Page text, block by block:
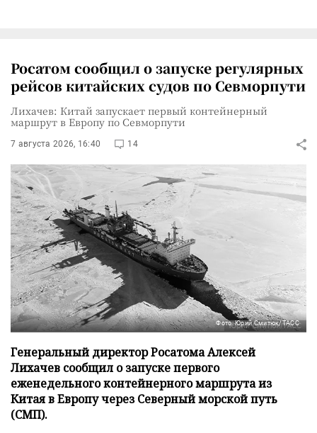
Росатом сообщил о запуске регулярных
рейсов китайских судов по Севморпути
Лихачев: Китай запускает первый контейнерный
маршрут в Европу по Севморпути
7 августа 2026, 16:40 14
Фото: Юрий Смитюк/ТАСС
Генеральный директор Росатома Алексей
Лихачев сообщил о запуске первого
еженедельного контейнерного маршрута из
Китая в Европу через Северный морской путь
(СМП).